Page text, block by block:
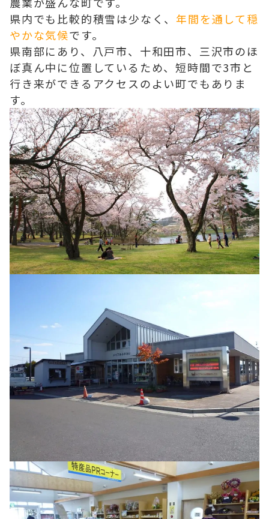
県内でも比較的積雪は少なく、年間を通して穏
やかな気候です。
県南部にあり、八戸市、十和田市、三沢市のほ
ぼ真ん中に位置しているため、短時間で3市と
行き来ができるアクセスのよい町でもありま
す。